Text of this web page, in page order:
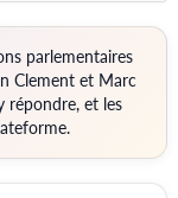
parlementaires
Clement et Marc
répondre, et les